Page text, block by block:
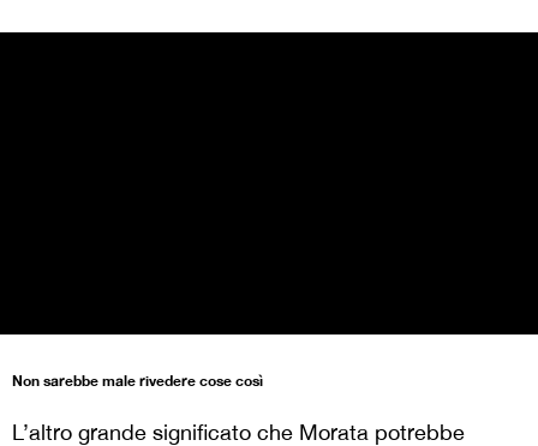
Non sarebbe male rivedere cose così
L’altro grande significato che Morata potrebbe